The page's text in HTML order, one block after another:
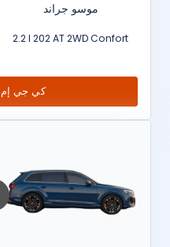
موسو جراند
2.2 l 202 AT 2WD Confort
مازيراتي VS كي جي إم